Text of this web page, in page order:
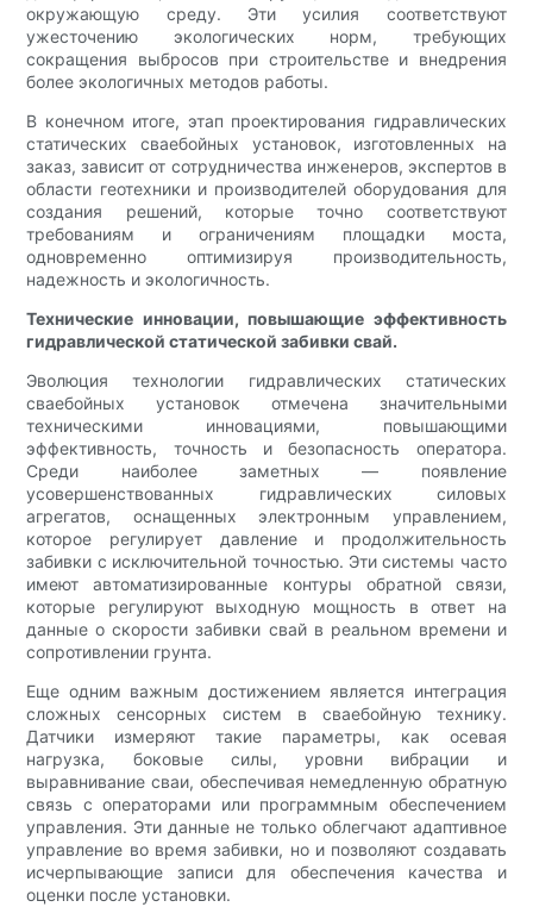
окружающую среду. Эти усилия соответствуют
ужесточению экологических норм, требующих
сокращения выбросов при строительстве и внедрения
более экологичных методов работы.
В конечном итоге, этап проектирования гидравлических
статических сваебойных установок, изготовленных на
заказ, зависит от сотрудничества инженеров, экспертов в
области геотехники и производителей оборудования для
создания решений, которые точно соответствуют
требованиям и ограничениям площадки моста,
одновременно оптимизируя производительность,
надежность и экологичность.
Технические инновации, повышающие эффективность
гидравлической статической забивки свай.
Эволюция технологии гидравлических статических
сваебойных установок отмечена значительными
техническими инновациями, повышающими
эффективность, точность и безопасность оператора.
Среди наиболее заметных — появление
усовершенствованных гидравлических силовых
агрегатов, оснащенных электронным управлением,
которое регулирует давление и продолжительность
забивки с исключительной точностью. Эти системы часто
имеют автоматизированные контуры обратной связи,
которые регулируют выходную мощность в ответ на
данные о скорости забивки свай в реальном времени и
сопротивлении грунта.
Еще одним важным достижением является интеграция
сложных сенсорных систем в сваебойную технику.
Датчики измеряют такие параметры, как осевая
нагрузка, боковые силы, уровни вибрации и
выравнивание сваи, обеспечивая немедленную обратную
связь с операторами или программным обеспечением
управления. Эти данные не только облегчают адаптивное
управление во время забивки, но и позволяют создавать
исчерпывающие записи для обеспечения качества и
оценки после установки.